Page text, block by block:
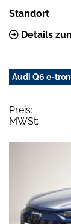
Standort
Details
Audi Q6 e-
Preis:
MWSt: